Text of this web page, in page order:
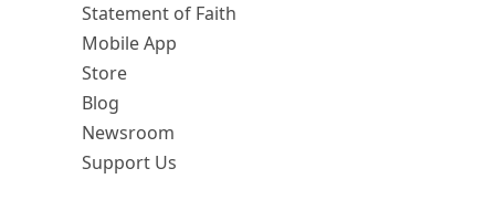
Statement of Faith
Mobile App
Store
Blog
Newsroom
Support Us